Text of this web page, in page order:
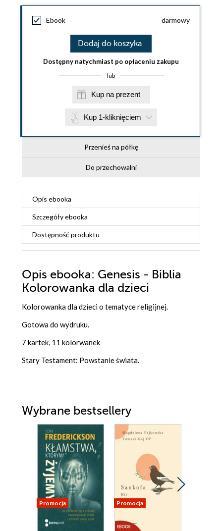
Ebook darmowy
Dodaj do koszyka
Dostępny natychmiast po opłaceniu zakupu
lub
Kup na prezent
Kup 1-kliknięciem
Przenieś na półkę
Do przechowalni
Opis ebooka
Szczegółyebooka
Dostępność produktu
Opis ebooka: Genesis - Biblia
Kolorowanka dla dzieci
Kolorowanka dla dzieci o tematyce religijnej.
Gotowa do wydruku.
7 kartek, 11 kolorwanek
Stary Testament: Powstanie świata.
Wybrane bestsellery
Promocja Promocja